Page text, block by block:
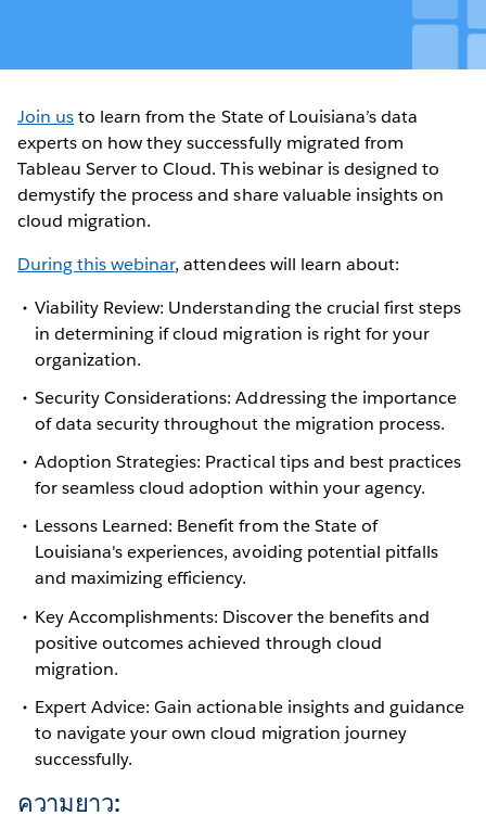
Join usto learn from the State of Louisiana’s data
experts on how they successfully migrated from
Tableau Server to Cloud. This webinar is designed to
demystify the process and share valuable insights on
cloud migration.
During this webinar, attendees will learn about:
Viability Review: Understanding the crucial first steps
in determining if cloud migration is right for your
organization.
Security Considerations: Addressing the importance
of data security throughout the migration process.
Adoption Strategies: Practical tips and best practices
for seamless cloud adoption within your agency.
Lessons Learned: Benefit from the State of
Louisiana's experiences, avoiding potential pitfalls
and maximizing efficiency.
Key Accomplishments: Discover the benefits and
positive outcomes achieved through cloud
migration.
Expert Advice: Gain actionable insights and guidance
to navigate your own cloud migration journey
successfully.
ความยาว: